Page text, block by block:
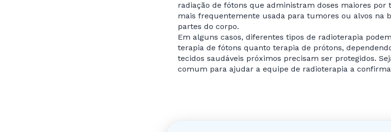
radiação de fótons que administram doses maiores
mais frequentemente usada para tumores ou alvos na
partes do corpo.
Em alguns casos, diferentes tipos de radioterapia
terapia de fótons quanto terapia de prótons,
tecidos saudáveis próximos precisam ser protegidos.
comum para ajudar a equipe de radioterapia a